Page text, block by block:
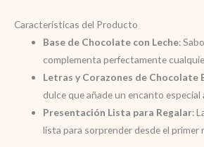
Características del Producto
Base de Chocolate con Leche:
complementa perfectamente
Letras y Corazones de Chocolate
dulce que añade un encanto especial
Presentación Lista para Regalar:
lista para sorprender desde el primer